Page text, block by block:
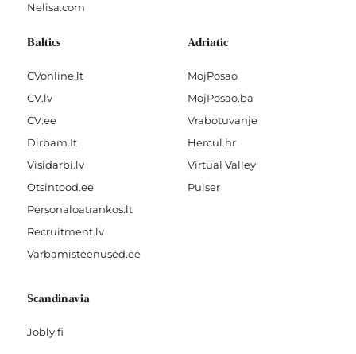
Nelisa.com
Baltics
CVonline.lt
CV.lv
CV.ee
Dirbam.It
Visidarbi.lv
Otsintood.ee
Personaloatrankos.lt
Recruitment.lv
Varbamisteenused.ee
Adriatic
MojPosao
MojPosao.ba
Vrabotuvanje
Hercul.hr
Virtual Valley
Pulser
Scandinavia
Jobly.fi